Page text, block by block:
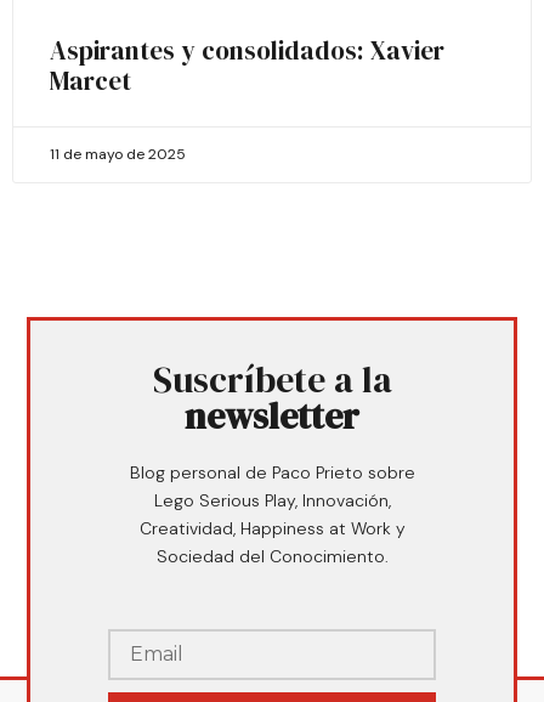
Aspirantes y consolidados: Xavier
Marcet
11 de mayo de 2025
Suscríbete a la
newsletter
Blog personal de Paco Prieto sobre
Lego Serious Play, Innovación,
Creatividad, Happiness at Work y
Sociedad del Conocimiento.